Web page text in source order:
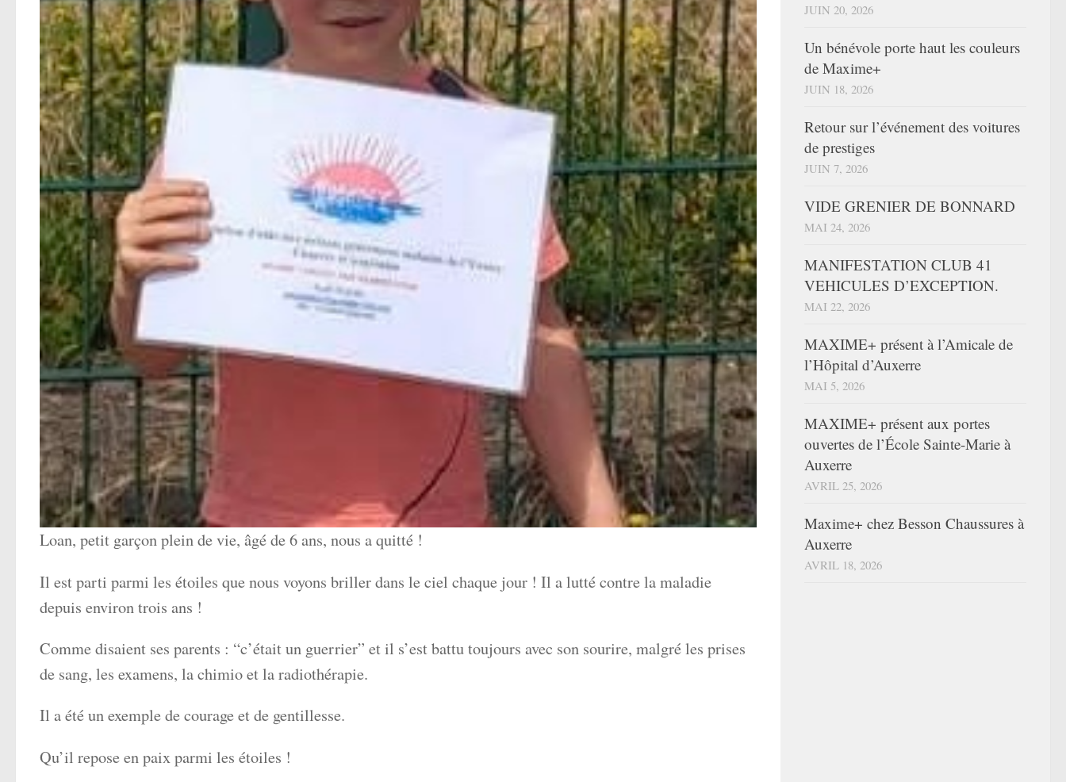
Loan, petit garçon plein de vie, âgé de 6 ans, nous a quitté !
Il est parti parmi les étoiles que nous voyons briller dans le ciel chaque jour ! Il a lutté contre la maladie
depuis environ trois ans !
Comme disaient ses parents : “c’était un guerrier” et il s’est battu toujours avec son sourire, malgré les prises
de sang, les examens, la chimio et la radiothérapie.
Il a été un exemple de courage et de gentillesse.
Qu’il repose en paix parmi les étoiles !
JUIN 20, 2026
Un bénévole porte haut les couleurs
de Maxime+
JUIN 18, 2026
Retour sur l’événement des voitures
de prestiges
JUIN 7, 2026
VIDE GRENIER DE BONNARD
MAI 24, 2026
MANIFESTATION CLUB 41
VEHICULES D’EXCEPTION.
MAI 22, 2026
MAXIME+ présent à l’Amicale de
l’Hôpital d’Auxerre
MAI 5, 2026
MAXIME+ présent aux portes
ouvertes de l’École Sainte-Marie à
Auxerre
AVRIL 25, 2026
Maxime+ chez Besson Chaussures à
Auxerre
AVRIL 18, 2026